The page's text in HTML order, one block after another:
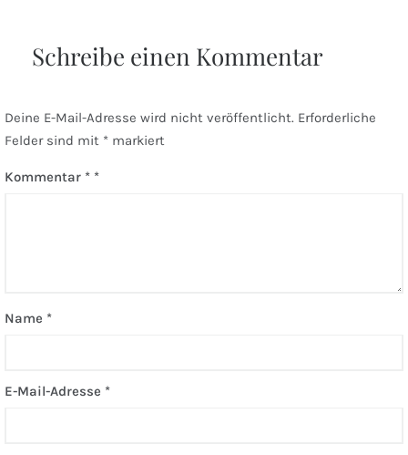
Schreibe einen Kommentar
Deine E-Mail-Adresse wird nicht veröffentlicht. Erforderliche
Felder sind mit * markiert
Kommentar *
Name *
E-Mail-Adresse *